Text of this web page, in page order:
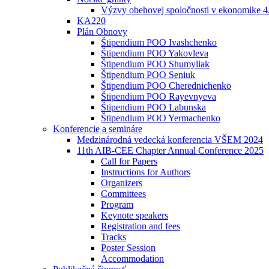
Výzvy obehovej spoločnosti v ekonomike
KA220
Plán Obnovy
Štipendium POO Ivashchenko
Štipendium POO Yakovleva
Štipendium POO Shumyliak
Štipendium POO Seniuk
Štipendium POO Cherednichenko
Štipendium POO Rayevnyeva
Štipendium POO Labunska
Štipendium POO Yermachenko
Konferencie a semináre
Medzinárodná vedecká konferencia VŠEM 2024
11th AIB-CEE Chapter Annual Conference 2025
Call for Papers
Instructions for Authors
Organizers
Committees
Program
Keynote speakers
Registration and fees
Tracks
Poster Session
Accommodation